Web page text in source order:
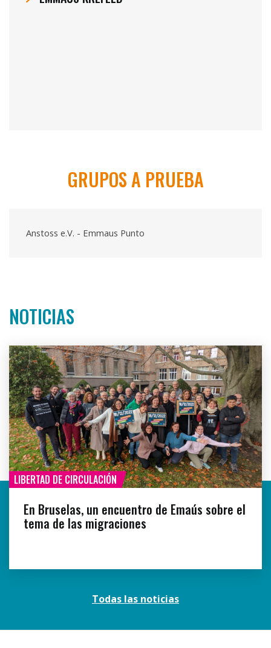
GRUPOS A PRUEBA
Anstoss e.V. - Emmaus Punto
NOTICIAS
LIBERTAD DE CIRCULACIÓN
En Bruselas, un encuentro de Emaús sobre el
tema de las migraciones
Todas las noticias